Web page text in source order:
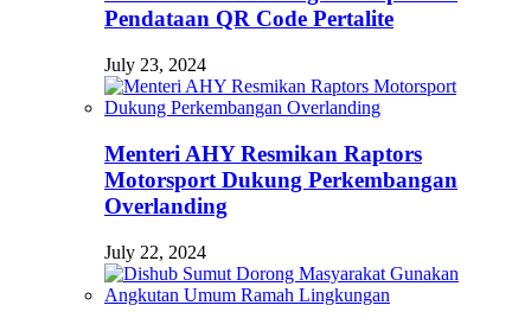
Pendataan QR Code Pertalite
July 23, 2024
Menteri AHY Resmikan Raptors
Motorsport Dukung Perkembangan
Overlanding
July 22, 2024